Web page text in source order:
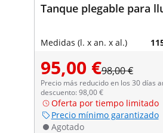
Tanque plegable para
Medidas (l. x an. x al.)
95,00 €98,00 €
Precio más reducido en los 30 días
descuento: 98,00 €
Oferta por tiempo limitado
Precio mínimo garantizado
Agotado